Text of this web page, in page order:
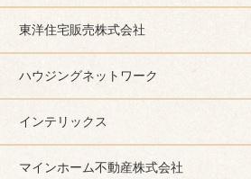
東洋住宅販売株式会社
ハウジングネットワーク
インテリックス
マインホーム不動産株式会社